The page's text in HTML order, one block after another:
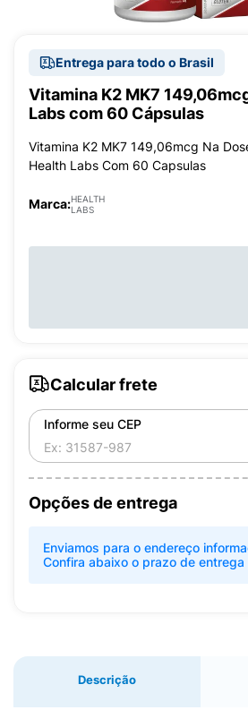
Entrega para todo o Brasil
Vitamina K2 MK7
Labs com 60 Cápsulas
Vitamina K2 MK7 149,06mcg Na
Health Labs Com 60 Capsulas
Marca:HEALTH
LABS
Calcular frete
Informe seu CEP
Opções de entrega
Enviamos para o endereço
Confira abaixo o prazo de
Descrição